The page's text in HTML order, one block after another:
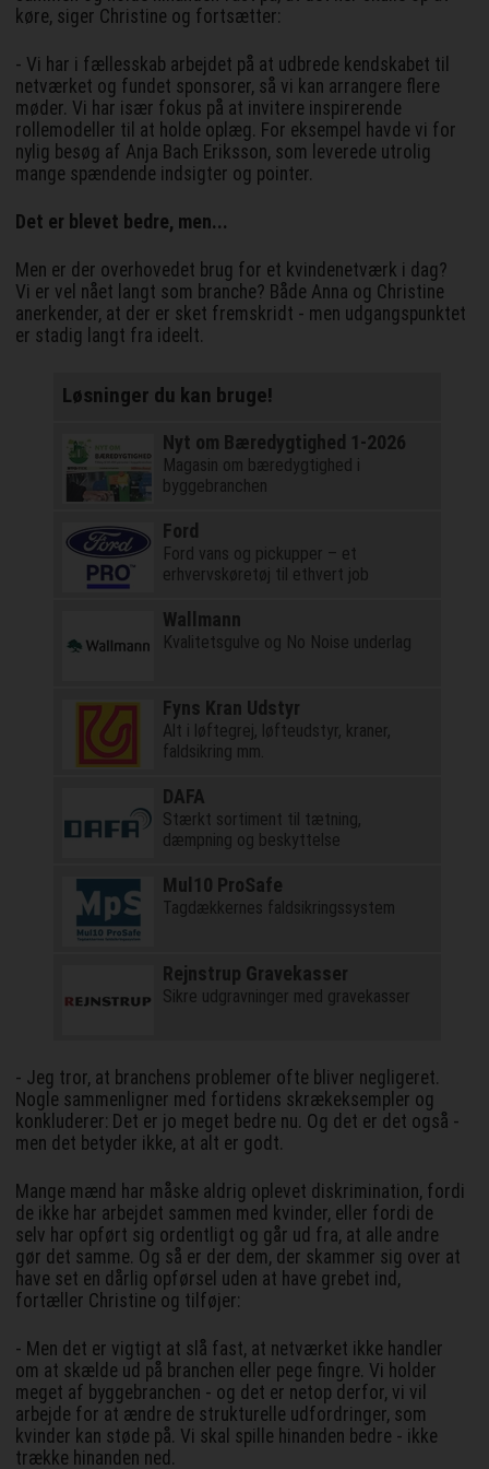
køre, siger Christine og fortsætter:
- Vi har i fællesskab arbejdet på at udbrede kendskabet til
netværket og fundet sponsorer, så vi kan arrangere flere
møder. Vi har især fokus på at invitere inspirerende
rollemodeller til at holde oplæg. For eksempel havde vi for
nylig besøg af Anja Bach Eriksson, som leverede utrolig
mange spændende indsigter og pointer.
Det er blevet bedre, men...
Men er der overhovedet brug for et kvindenetværk i dag?
Vi er vel nået langt som branche? Både Anna og Christine
anerkender, at der er sket fremskridt - men udgangspunktet
er stadig langt fra ideelt.
Løsninger du kan bruge!
Nyt om Bæredygtighed 1-2026
Magasin om bæredygtighed i
byggebranchen
Ford
Ford vans og pickupper – et
erhvervskøretøj til ethvert job
Wallmann
Kvalitetsgulve og No Noise underlag
Fyns Kran Udstyr
Alt i løftegrej, løfteudstyr, kraner,
faldsikring mm.
DAFA
Stærkt sortiment til tætning,
dæmpning og beskyttelse
Mul10 ProSafe
Tagdækkernes faldsikringssystem
Rejnstrup Gravekasser
Sikre udgravninger med gravekasser
- Jeg tror, at branchens problemer ofte bliver negligeret.
Nogle sammenligner med fortidens skrækeksempler og
konkluderer: Det er jo meget bedre nu. Og det er det også -
men det betyder ikke, at alt er godt.
Mange mænd har måske aldrig oplevet diskrimination, fordi
de ikke har arbejdet sammen med kvinder, eller fordi de
selv har opført sig ordentligt og går ud fra, at alle andre
gør det samme. Og så er der dem, der skammer sig over at
have set en dårlig opførsel uden at have grebet ind,
fortæller Christine og tilføjer:
- Men det er vigtigt at slå fast, at netværket ikke handler
om at skælde ud på branchen eller pege fingre. Vi holder
meget af byggebranchen - og det er netop derfor, vi vil
arbejde for at ændre de strukturelle udfordringer, som
kvinder kan støde på. Vi skal spille hinanden bedre - ikke
trække hinanden ned.